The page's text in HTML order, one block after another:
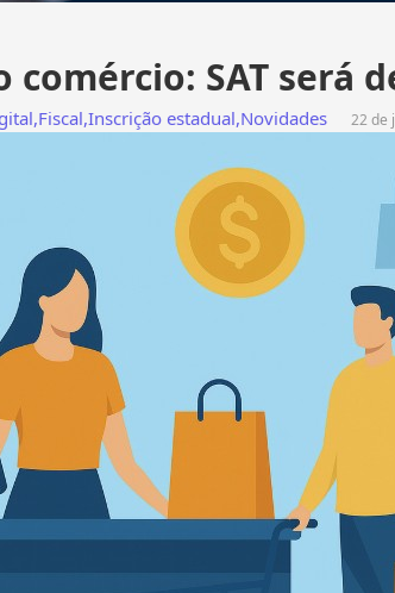
SAT será
,Fiscal,Inscrição estadual,Novidades 22 de